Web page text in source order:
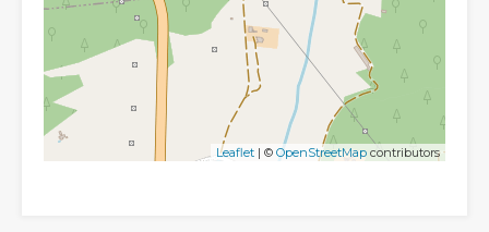
Leaflet | © OpenStreetMap contributors